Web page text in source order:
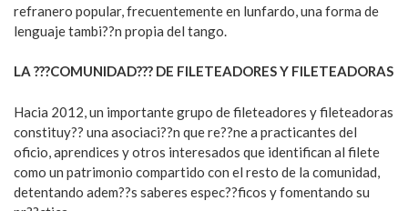
refranero popular, frecuentemente en lunfardo, una forma de
lenguaje tambi??n propia del tango.
LA ???COMUNIDAD??? DE FILETEADORES Y FILETEADORAS
Hacia 2012, un importante grupo de fileteadores y fileteadoras
constituy?? una asociaci??n que re??ne a practicantes del
oficio, aprendices y otros interesados que identifican al filete
como un patrimonio compartido con el resto de la comunidad,
detentando adem??s saberes espec??ficos y fomentando su